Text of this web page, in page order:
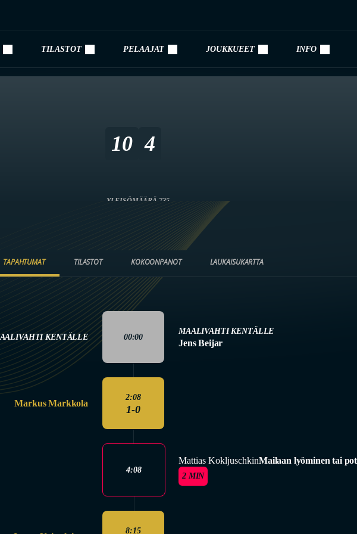
TILASTOT PELAAJAT JOUKKUEET INFO
10 4
YLEISÖMÄÄRÄ 735
TAPAHTUMAT TILASTOT KOKOONPANOT LAUKAISUKARTTA
KENTÄLLE 00:00
MAALIVAHTI KENTÄLLE
Jens Beijar
Markus Markkola
2:08
1-0
4:08
Mattias KokljuschkinMailaan lyöminen tai
2 MIN
8:15